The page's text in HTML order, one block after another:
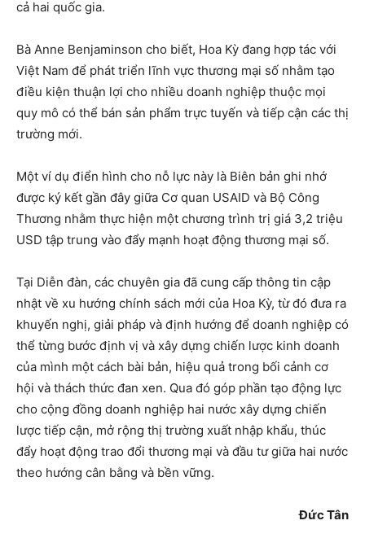
cả hai quốc gia.
Bà Anne Benjaminson cho biết, Hoa Kỳ đang hợp tác với
Việt Nam để phát triển lĩnh vực thương mại số nhằm tạo
điều kiện thuận lợi cho nhiều doanh nghiệp thuộc mọi
quy mô có thể bán sản phẩm trực tuyến và tiếp cận các thị
trường mới.
Một ví dụ điển hình cho nỗ lực này là Biên bản ghi nhớ
được ký kết gần đây giữa Cơ quan USAID và Bộ Công
Thương nhằm thực hiện một chương trình trị giá 3,2 triệu
USD tập trung vào đẩy mạnh hoạt động thương mại số.
Tại Diễn đàn, các chuyên gia đã cung cấp thông tin cập
nhật về xu hướng chính sách mới của Hoa Kỳ, từ đó đưa ra
khuyến nghị, giải pháp và định hướng để doanh nghiệp có
thể từng bước định vị và xây dựng chiến lược kinh doanh
của mình một cách bài bản, hiệu quả trong bối cảnh cơ
hội và thách thức đan xen. Qua đó góp phần tạo động lực
cho cộng đồng doanh nghiệp hai nước xây dựng chiến
lược tiếp cận, mở rộng thị trường xuất nhập khẩu, thúc
đẩy hoạt động trao đổi thương mại và đầu tư giữa hai nước
theo hướng cân bằng và bền vững.
Đức Tân